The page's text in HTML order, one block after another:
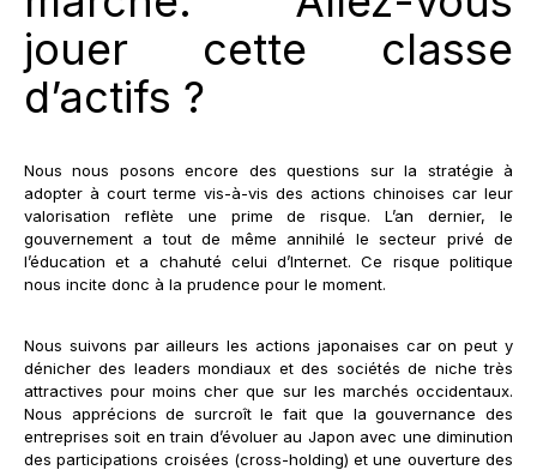
jouer cette classe
d’actifs ?
Nous nous posons encore des questions sur la stratégie à
adopter à court terme vis-à-vis des actions chinoises car leur
valorisation reflète une prime de risque. L’an dernier, le
gouvernement a tout de même annihilé le secteur privé de
l’éducation et a chahuté celui d’Internet. Ce risque politique
nous incite donc à la prudence pour le moment.
Nous suivons par ailleurs les actions japonaises car on peut y
dénicher des leaders mondiaux et des sociétés de niche très
attractives pour moins cher que sur les marchés occidentaux.
Nous apprécions de surcroît le fait que la gouvernance des
entreprises soit en train d’évoluer au Japon avec une diminution
des participations croisées (cross-holding) et une ouverture des